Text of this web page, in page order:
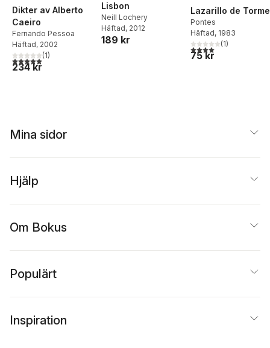
Dikter av Alberto
Caeiro
Fernando Pessoa
Häftad, 2002
5,0utav 5 stjärnor. Totalt antal röster:
(1)
234 kr
Lisbon
Neill Lochery
Häftad, 2012
189 kr
Lazarillo de
Pontes
Häftad, 1983
4,0utav 5 stjärnor.
(1)
75 kr
Mina sidor
Hjälp
Om Bokus
Populärt
Inspiration